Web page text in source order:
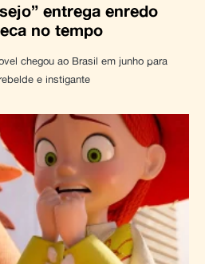
entrega enredo
no tempo
chegou ao Brasil em junho para
e instigante